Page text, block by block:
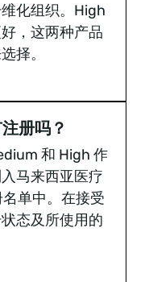
化组织。High
，这两种产品
择。
册吗？
和 High 作
马来西亚医疗
单中。在接受
态及所使用的